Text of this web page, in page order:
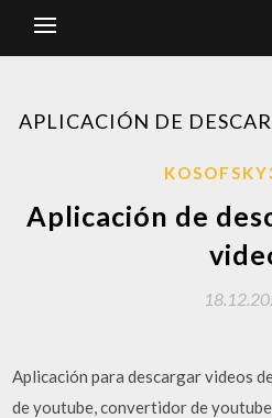
APLICACIÓN DE
Aplicación de
Aplicación para descargar videos
de youtube, convertidor de